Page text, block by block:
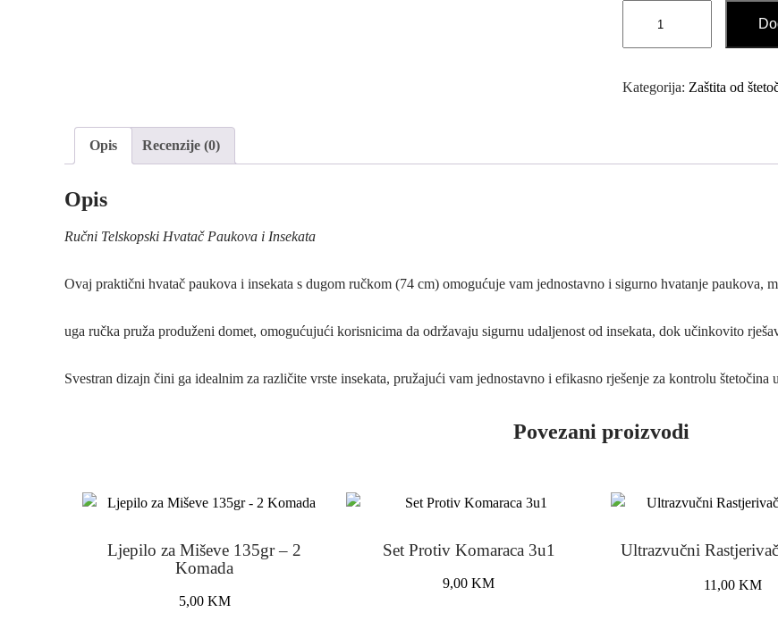
Telskopski
Hvatač
i
Kategorija: Zaštita od
Opis Recenzije (0)
Opis
Ručni Telskopski Hvatač Paukova i Insekata
Ovaj praktični hvatač paukova i insekata s dugom ručkom (74 cm) omogućuje vam jednostavno i sigurno hvatanje paukova,
uga ručka pruža produženi domet, omogućujući korisnicima da održavaju sigurnu udaljenost od insekata, dok učinkovito
Svestran dizajn čini ga idealnim za različite vrste insekata, pružajući vam jednostavno i efikasno rješenje za kontrolu štetočina
Povezani proizvodi
Ljepilo za Miševe 135gr – 2
Komada
5,00 KM
Set Protiv Komaraca 3u1
9,00KM
Ultrazvučni
Original
11,00KM